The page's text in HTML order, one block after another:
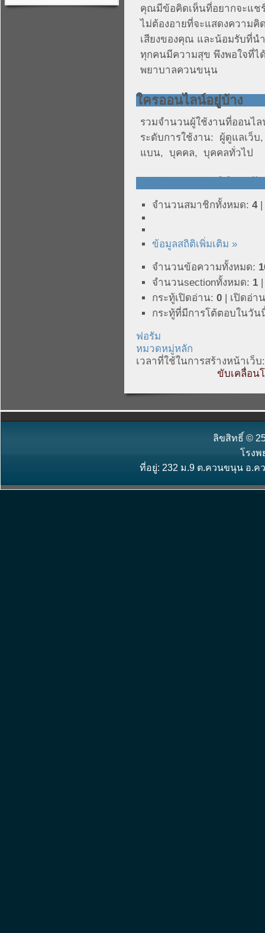
คุณมีข้อคิดเห็นที่อยากจะแช
ไม่ต้องอายที่จะแสดงความคิ
เสียงของคุณ และน้อมรับที่น
ทุกคนมีความสุข พึงพอใจที่ไ
พยาบาลควนขนุน
ใครออนไลน์อยู่บ้าง
รวมจำนวนผู้ใช้งานที่ออนไ
ระดับการใช้งาน:
ผู้ดูแลเว็บ
แบน,บุคคล,บุคคลทั่วไป
จำนวนสมาชิกทั้งหมด:4
ข้อมูลสถิติเพิ่มเติม »
จำนวนข้อความทั้งหมด:
จำนวนsectionทั้งหมด: 1
กระทู้เปิดอ่าน:0
เปิดอ่า
กระทู้ที่มีการโต้ตอบในวั
ฟอรัม
หมวดหมู่หลัก
เวลาที่ใช้ในการสร้างหน้าเว็
ขับเคลื่อน
ลิขสิทธิ์ ©
โรง
ที่อยู่: 232 ม.9 ต.ควนขนุน อ.ค